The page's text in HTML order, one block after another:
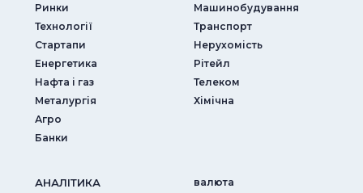
Ринки
Технології
Стартапи
Енергетика
Нафта і газ
Металургія
Агро
Банки
Машинобудування
Транспорт
Нерухомість
Рітейл
Телеком
Хімічна
АНАЛIТИКА
валюта